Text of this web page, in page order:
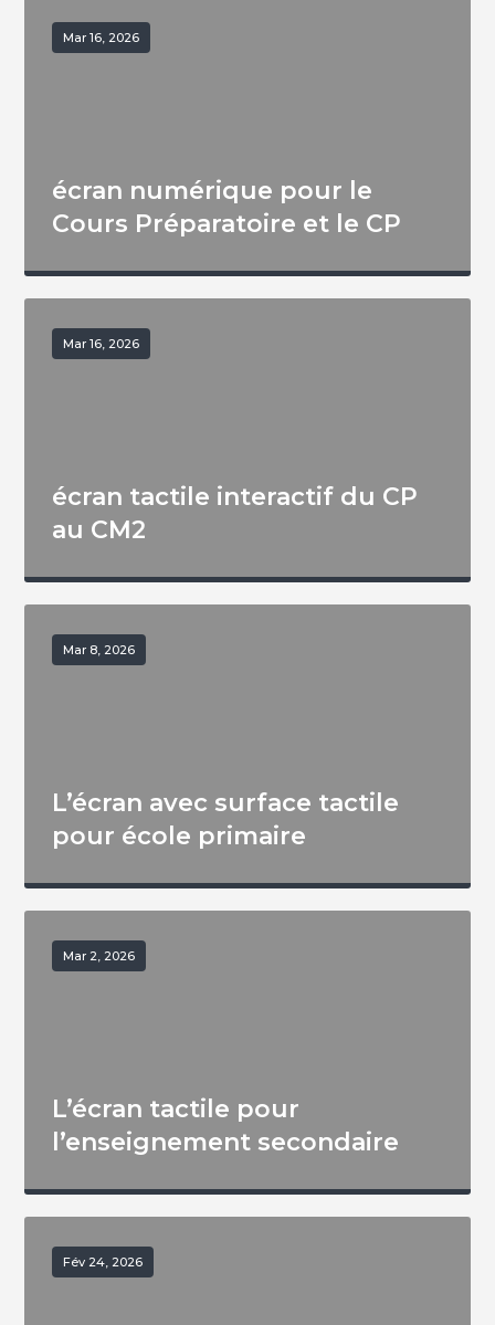
Mar 16, 2026
écran numérique pour le
Cours Préparatoire et le CP
Mar 16, 2026
écran tactile interactif du CP
au CM2
Mar 8, 2026
L’écran avec surface tactile
pour école primaire
Mar 2, 2026
L’écran tactile pour
l’enseignement secondaire
Fév 24, 2026